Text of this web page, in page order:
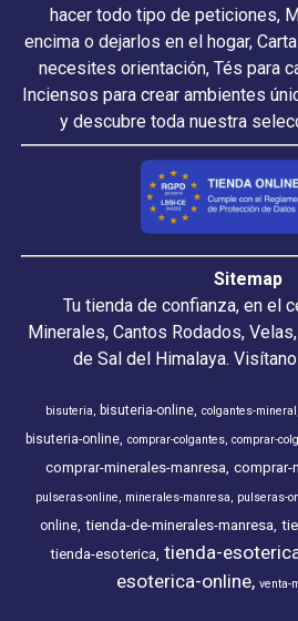
hacer todo tipo de peticiones,
encima o dejarlos en el hogar,
necesites orientación, Tés para
Inciensos para crear ambientes
y descubre toda nuestra
Sitemap
Tu tienda de confianza, en el
Minerales, Cantos Rodados,
de Sal del Himalaya.
bisuteria bisuteria-online colgantes-mineral
bisuteria-online comprar-colgantes comprar-
comprar-minerales-manresa comprar-
pulseras-online
minerales-manresa pulseras-
online tienda-de-minerales-manresa
tienda-esoterica tienda-
esoterica-online venta-